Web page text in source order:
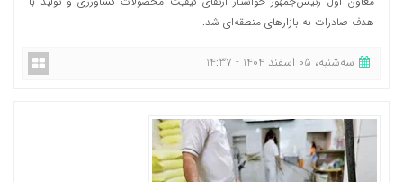
هدف صادرات به بازارهای منطقه‌ای شد.
ﺳﻪشنبه، 05 اسفند 1404 - 14:37